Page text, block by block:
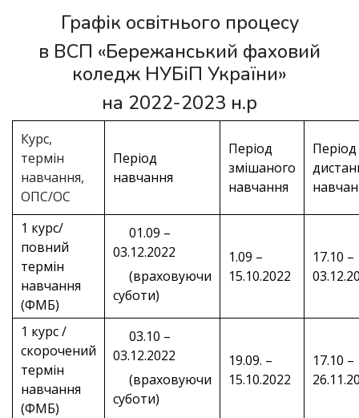
Графік освітнього процесу
в ВСП «Бережанський фаховий
коледж НУБіП України»
на 2022-2023 н.р
Курс,
термін
навчання,
ОПС/ОС
Період
навчання
Період
змішаного
навчання
Період
1 курс/
повний
термін
навчання
(ФМБ)
01.09 –
03.12.2022
(враховуючи
суботи)
1.09 –
15.10.2022
17.10 –
1 курс /
скорочений
термін
навчання
(ФМБ)
03.10 –
03.12.2022
(враховуючи
суботи)
19.09. –
15.10.2022
17.10 –